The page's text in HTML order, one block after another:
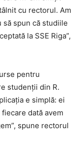
cu rectorul. Am
să spun că studiile
la SSE Riga”,
pentru
studenții din R.
e simplă: ei
dată avem
spune rectorul